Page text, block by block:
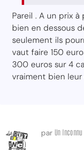
Pareil . A un prix
bien en dessous
seulement ils
vaut faire 150
300 euros sur 4
vraiment bien
par Un